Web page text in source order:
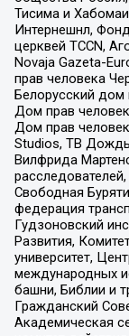
Тисима и
Интернешнл,
церквей TCCN,
Novaja Gazeta-
прав человека
Белорусский дом
Дом прав
Дом прав
Studios, ТВ
Вилфрида
Свободная
федерация
Гудзоновский
Развития,
университет,
международных
башни, Библии и
Гражданский
Академическая